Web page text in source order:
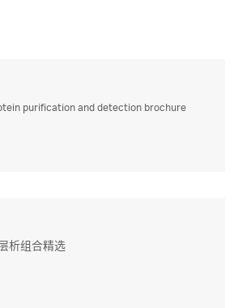
purification and detection brochure
析组合精选